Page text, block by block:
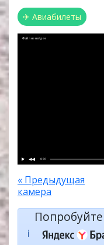
✈ Авиабилеты
Файл не найден
0:00
« Предыдущая
камера
ℹ️